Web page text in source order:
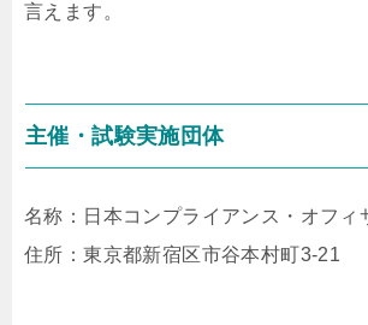
言えます。
主催・試験実施団体
名称：日本コンプライアンス・オフィ
住所：東京都新宿区市谷本村町3-21